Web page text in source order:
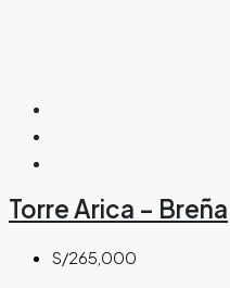
Torre Arica – Breña
S/265,000